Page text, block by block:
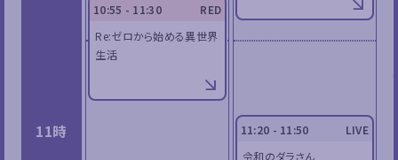
11時
10:55 - 11:30
RED
Re:ゼロから始める異世界
生活
11:20 - 11:50
LIVE
令和のダラさん